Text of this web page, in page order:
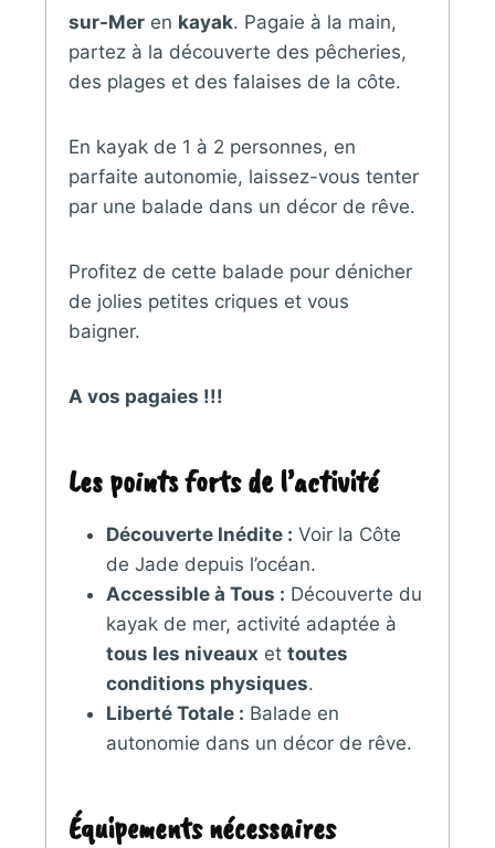
sur-Mer en kayak. Pagaie à la main,
partez à la découverte des pêcheries,
des plages et des falaises de la côte.
En kayak de 1 à 2 personnes, en
parfaite autonomie, laissez-vous tenter
par une balade dans un décor de rêve.
Profitez de cette balade pour dénicher
de jolies petites criques et vous
baigner.
A vos pagaies !!!
Les points forts de l’activité
Découverte Inédite : Voir la Côte
de Jade depuis l’océan.
Accessible à Tous : Découverte du
kayak de mer, activité adaptée à
tous les niveaux ettoutes
conditions physiques.
Liberté Totale : Balade en
autonomie dans un décor de rêve.
Équipements nécessaires